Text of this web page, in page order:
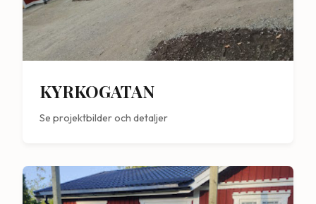
KYRKOGATAN
Se projektbilder och detaljer